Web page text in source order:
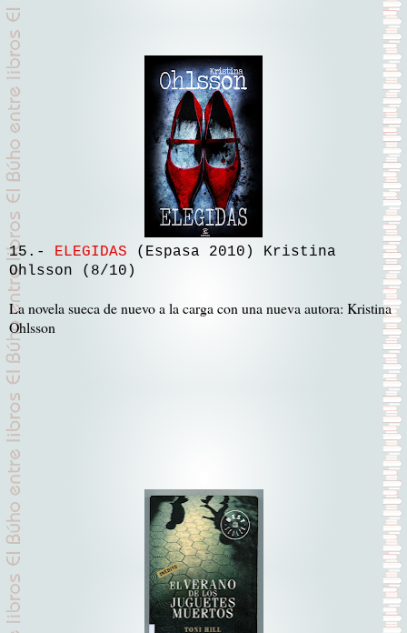
15.- ELEGIDAS (Espasa 2010) Kristina
Ohlsson (8/10)
La novela sueca de nuevo a la carga con una nueva autora: Kristina
Ohlsson